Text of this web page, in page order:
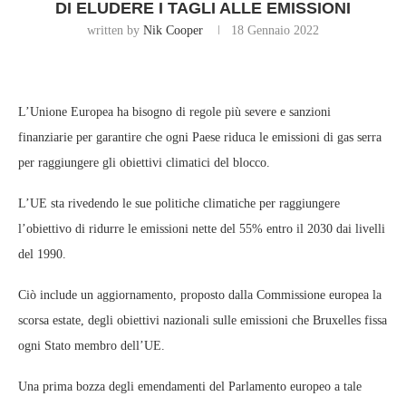
DI ELUDERE I TAGLI ALLE EMISSIONI
written by Nik Cooper 18 Gennaio 2022
L’Unione Europea ha bisogno di regole più severe e sanzioni
finanziarie per garantire che ogni Paese riduca le emissioni di gas serra
per raggiungere gli obiettivi climatici del blocco.
L’UE sta rivedendo le sue politiche climatiche per raggiungere
l’obiettivo di ridurre le emissioni nette del 55% entro il 2030 dai livelli
del 1990.
Ciò include un aggiornamento, proposto dalla Commissione europea la
scorsa estate, degli obiettivi nazionali sulle emissioni che Bruxelles fissa
ogni Stato membro dell’UE.
Una prima bozza degli emendamenti del Parlamento europeo a tale